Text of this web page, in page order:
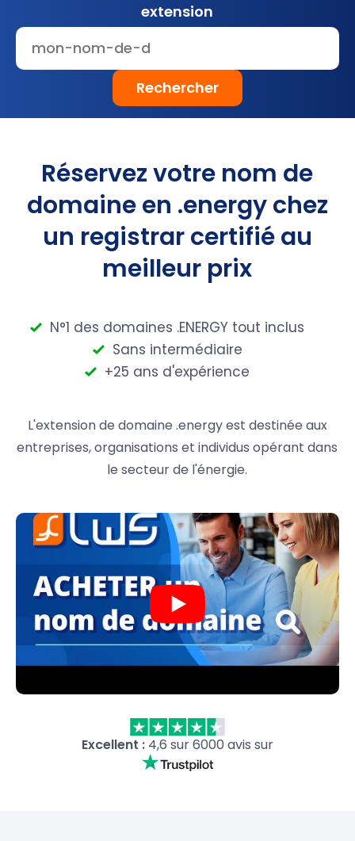
extension
Rechercher
Réservez votre nom de
domaine en .energy chez
un registrar certifié au
meilleur prix
N°1 des domaines .ENERGY tout inclus
Sans intermédiaire
+25 ans d'expérience
L'extension de domaine .energy est destinée aux
entreprises, organisations et individus opérant dans
le secteur de l'énergie.
Excellent :4,6 sur 6000 avis sur